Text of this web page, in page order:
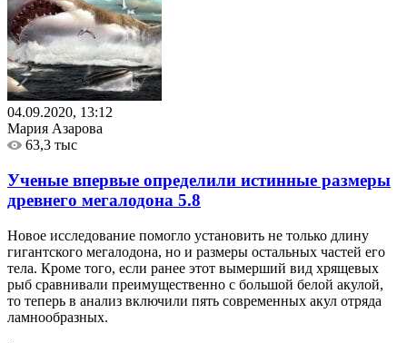
04.09.2020, 13:12
Мария Азарова
63,3 тыс
Ученые впервые определили истинные размеры
древнего мегалодона 5.8
Новое исследование помогло установить не только длину
гигантского мегалодона, но и размеры остальных частей его
тела. Кроме того, если ранее этот вымерший вид хрящевых
рыб сравнивали преимущественно с большой белой акулой,
то теперь в анализ включили пять современных акул отряда
ламнообразных.